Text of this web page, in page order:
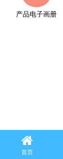
产品电子画册
首页